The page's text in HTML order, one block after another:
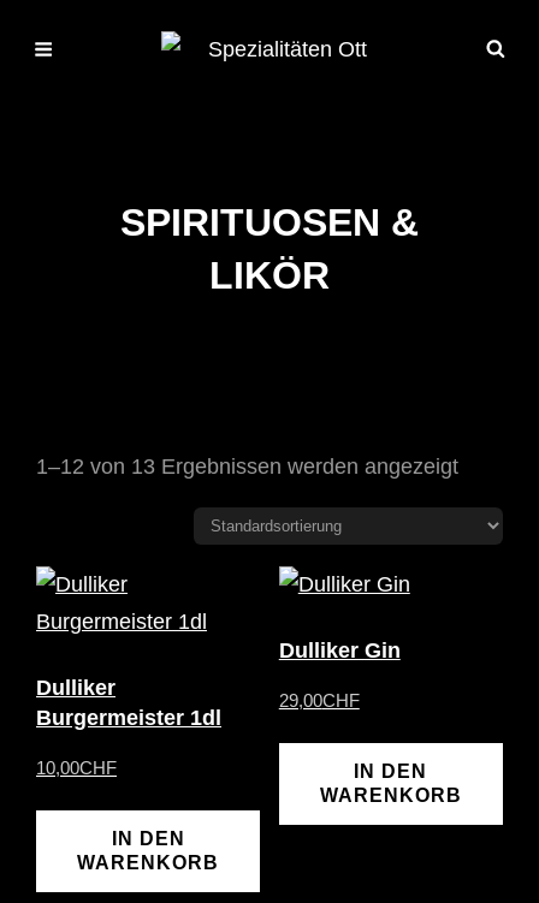
SPIRITUOSEN &
LIKÖR
1–12 von 13 Ergebnissen werden angezeigt
Dulliker
Burgermeister 1dl
10,00CHF
IN DEN
WARENKORB
Dulliker Gin
29,00CHF
IN DEN
WARENKORB